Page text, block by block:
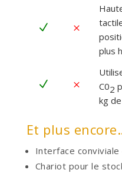
N M
plus
N M
C02
kg
Et plus
Interface
Chariot pour le